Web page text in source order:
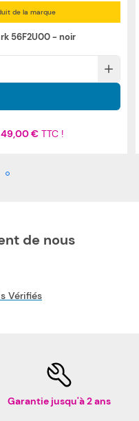
de la marque
56F2U00 - noir
49,00 €TTC !
de nous
Vérifiés
Garantie jusqu'à 2 ans